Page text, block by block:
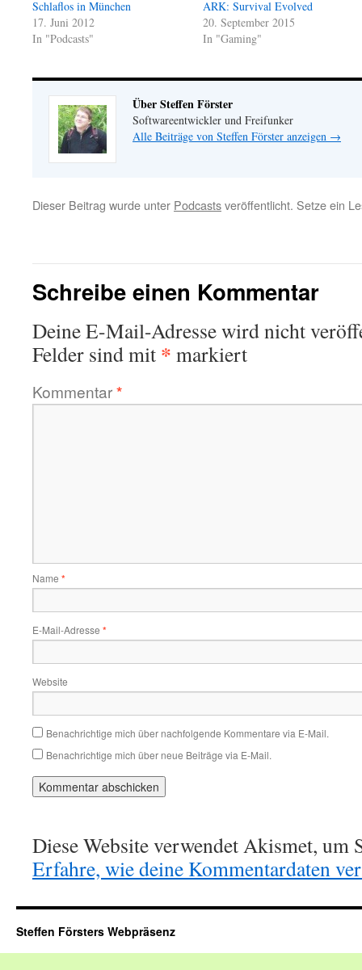
Schlaflos in München
17. Juni 2012
In "Podcasts"
ARK: Survival Evolved
20. September 2015
In "Gaming"
Über Steffen Förster
Softwareentwickler und Freifunker
Alle Beiträge von Steffen Förster anzeigen →
Dieser Beitrag wurde unter Podcastsveröffentlicht. Setze ein
Schreibe einen Kommentar
Deine E-Mail-Adresse wird nicht
Felder sind mit * markiert
Kommentar*
Name *
E-Mail-Adresse *
Website
Benachrichtige mich über nachfolgende Kommentare via E-Mail.
Benachrichtige mich über neue Beiträge via E-Mail.
Diese Website verwendet Akismet, um
Erfahre, wie deine Kommentardaten
Steffen Försters Webpräsenz